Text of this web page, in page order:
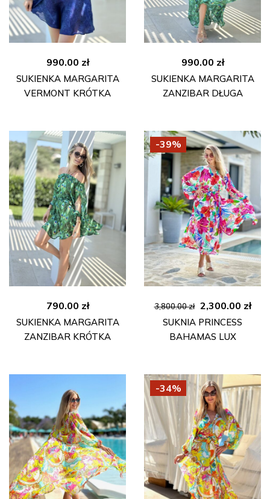
990.00 zł
SUKIENKA MARGARITA
VERMONT KRÓTKA
990.00 zł
SUKIENKA MARGARITA
ZANZIBAR DŁUGA
790.00 zł
SUKIENKA MARGARITA
ZANZIBAR KRÓTKA
-39%
3,800.00zł Pierwotna
cena
wynosiła:
2,300.00 zł
SUKNIA PRINCESS
BAHAMAS LUX
-34%